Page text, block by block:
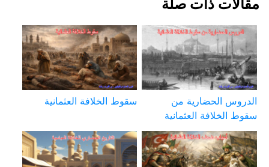
مقالات ذات صلة
الدروس الحضارية من
سقوط الخلافة العثمانية
سقوط الخلافة العثمانية